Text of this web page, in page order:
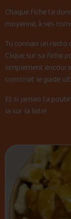
Chaque fiche te
moyenne, à ses
Tu connais un
Clique sur sa fiche
simplement
construit le guide
Et si jamais ta
la sur la liste!